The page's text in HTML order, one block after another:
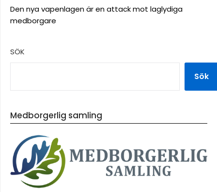
Den nya vapenlagen är en attack mot laglydiga
medborgare
SÖK
Sök
Medborgerlig samling